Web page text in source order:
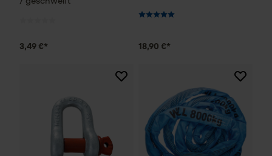
3,49 €* 18,90 €*
Mouseflow Web Analytics Tool
Fact-Finder Tracking
Funktionale Cookies